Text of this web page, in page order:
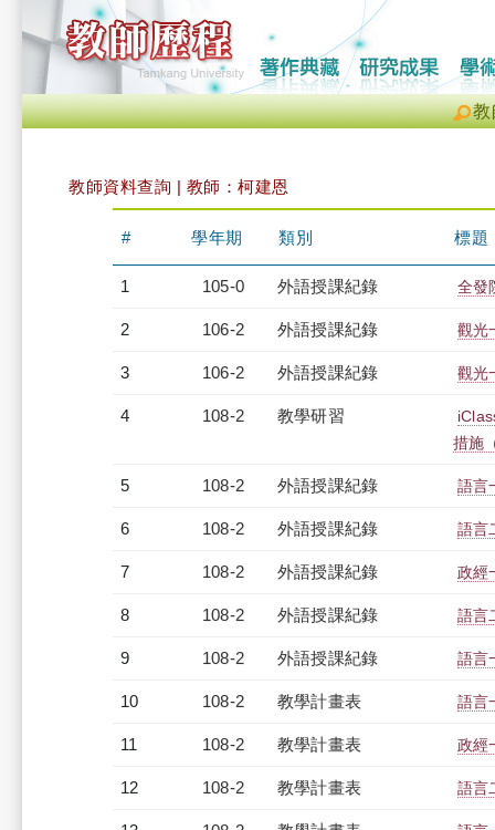
教
教師資料查詢 | 教師：柯建恩
# 學年期 類別 標題
1 105-0 外語授課紀錄 全發
2 106-2 外語授課紀錄 觀光
3 106-2 外語授課紀錄 觀光
4 108-2 教學研習
措施
5 108-2 外語授課紀錄 語言
6 108-2 外語授課紀錄 語言
7 108-2 外語授課紀錄 政經
8 108-2 外語授課紀錄 語言
9 108-2 外語授課紀錄 語言
10 108-2 教學計畫表 語言
11 108-2 教學計畫表 政經
12 108-2 教學計畫表 語言